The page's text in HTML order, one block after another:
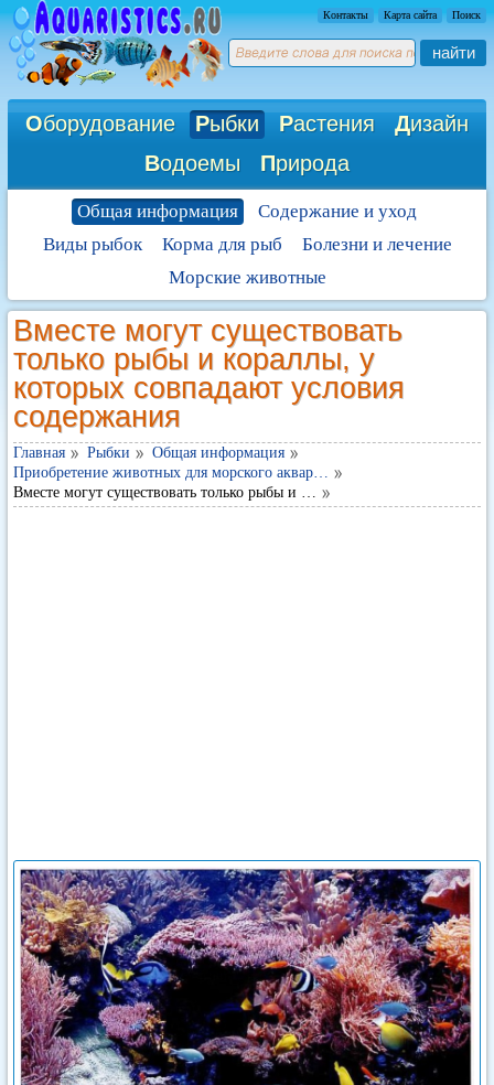
Контакты Карта сайта Поиск
найти
Оборудование Рыбки Растения Дизайн
Водоемы Природа
Общая информация
Содержание и уход
Виды рыбок
Корма для рыб
Болезни и лечение
Морские животные
Вместе могут существовать
только рыбы и кораллы, у
которых совпадают условия
содержания
Главная Рыбки
Общая информация
Приобретение животных для морского аквар…
Вместе могут существовать только рыбы и …